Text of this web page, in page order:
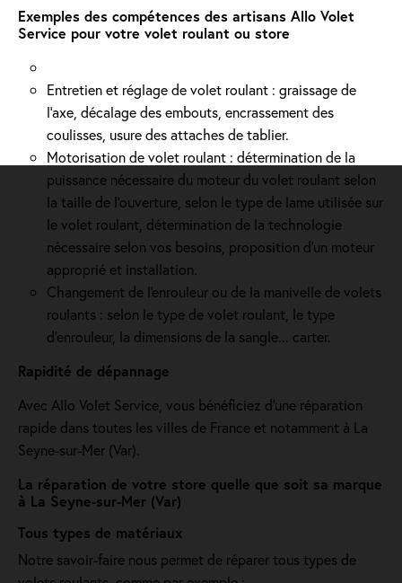
Exemples des compétences des artisans Allo Volet
Service pour votre volet roulant ou store
Entretien et réglage de volet roulant : graissage de
l’axe, décalage des embouts, encrassement des
coulisses, usure des attaches de tablier.
Motorisation de volet roulant : détermination de la
puissance nécessaire du moteur du volet roulant selon
la taille de l’ouverture, selon le type de lame utilisée sur
le volet roulant, détermination de la technologie
nécessaire selon vos besoins, proposition d'un moteur
approprié et installation.
Changement de l'enrouleur ou de la manivelle de volets
roulants : selon le type de volet roulant, le type
d’enrouleur, la dimensions de la sangle... carter.
Rapidité de dépannage
Avec Allo Volet Service, vous bénéficiez d'une réparation
rapide dans toutes les villes de France et notamment à La
Seyne-sur-Mer (Var).
La réparation de votre store quelle que soit sa marque
à La Seyne-sur-Mer (Var)
Tous types de matériaux
Notre savoir-faire nous permet de réparer tous types de